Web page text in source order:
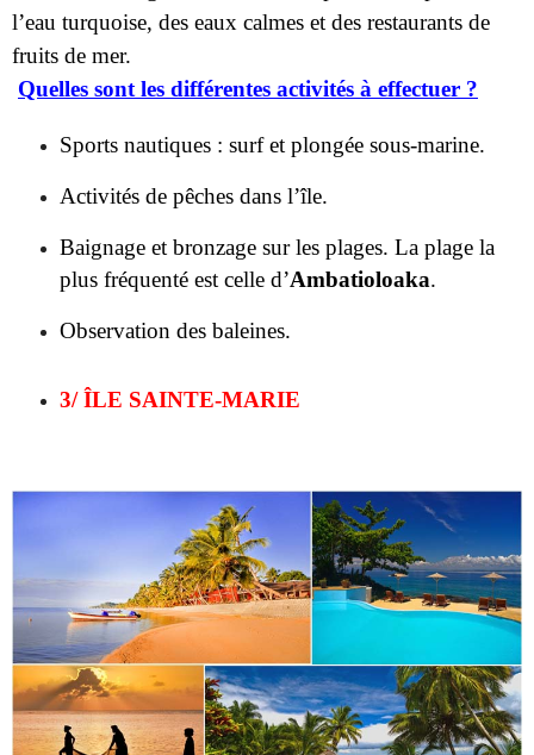
Sports nautiques : surf et plongée sous-marine.
Activités de pêches dans l’île.
Baignage et bronzage sur les plages. La plage la
3/ ÎLE SAINTE-MARIE